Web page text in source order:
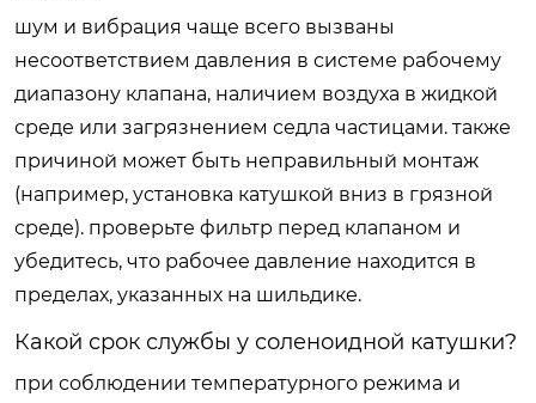
шум и вибрация чаще всего вызваны
несоответствием давления в системе рабочему
диапазону клапана, наличием воздуха в жидкой
среде или загрязнением седла частицами. также
причиной может быть неправильный монтаж
(например, установка катушкой вниз в грязной
среде). проверьте фильтр перед клапаном и
убедитесь, что рабочее давление находится в
пределах, указанных на шильдике.
Какой срок службы у соленоидной катушки?
при соблюдении температурного режима и